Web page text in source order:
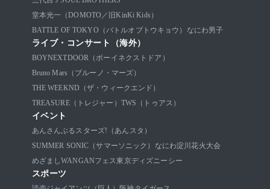
堂本光一（DOMOTO／旧KinKi Kids）
BATTLE OF TOKYO（バトルオブトウキョウ）
なにわ男子
ライブ・コンサート（海外）
BOYNEXTDOOR（ボーイネクストドア）
Bruno Mars（ブルーノ・マーズ）
THE WEEKND（ザ・ウィークエンド）
TREASURE（トレジャー） TWS（トゥアス）
イベント
あんさんぶるスターズ!（あんスタ）
SUMMER SONIC（サマーソニック） なにわ淀川花火大会
めざましWANGANフェス東京ディズニーシー
スポーツ